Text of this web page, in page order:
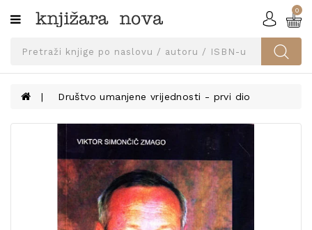
Kategorije
SVEUČILIŠNA
UDŽBENICI
KNJIGE
UDŽBENIKE!
0
Društvo umanjene vrijednosti - prvi dio